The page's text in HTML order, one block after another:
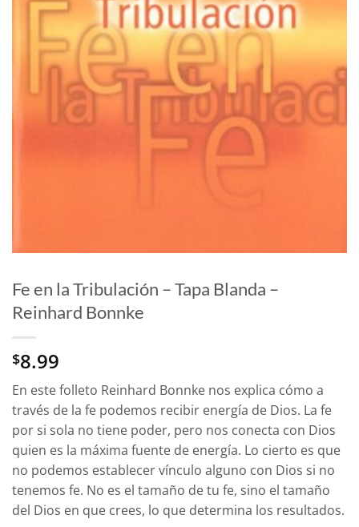
Fe en la Tribulación – Tapa Blanda –
Reinhard Bonnke
$8.99
En este folleto Reinhard Bonnke nos explica cómo a
través de la fe podemos recibir energía de Dios. La fe
por si sola no tiene poder, pero nos conecta con Dios
quien es la máxima fuente de energía. Lo cierto es que
no podemos establecer vínculo alguno con Dios si no
tenemos fe. No es el tamaño de tu fe, sino el tamaño
del Dios en que crees, lo que determina los resultados.